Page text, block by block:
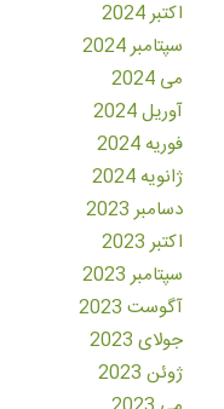
اکتبر 2024
سپتامبر 2024
می 2024
آوریل 2024
فوریه 2024
ژانویه 2024
دسامبر 2023
اکتبر 2023
سپتامبر 2023
آگوست 2023
جولای 2023
ژوئن 2023